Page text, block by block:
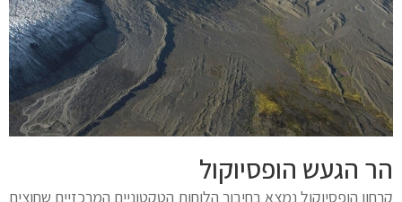
הר הגעש הופסיוקול
קרחון הופסיוקול נמצא בחיבור הלוחות הטקטוניים המרכזיים שחוצים